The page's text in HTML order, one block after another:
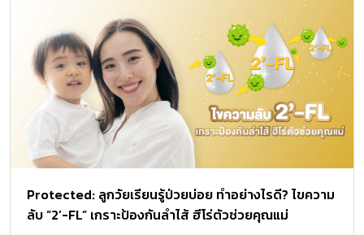
Protected: ลูกวัยเรียนรู้ป่วยบ่อย ทำอย่างไรดี? ไขความ
ลับ “2’-FL” เกราะป้องกันลำไส้ ฮีโร่ตัวช่วยคุณแม่